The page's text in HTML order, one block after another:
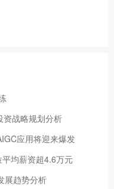
资战略规划分析
应用将迎来爆发
均薪资超4.6万元
展趋势分析